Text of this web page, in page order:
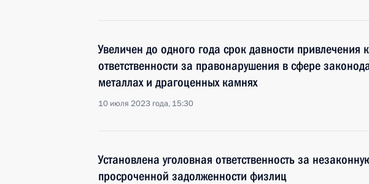
Увеличен до одного года срок давности привлечения
ответственности за правонарушения в сфере
металлах и драгоценных камнях
10 июля 2023 года, 15:30
Установлена уголовная ответственность за
просроченной задолженности физлиц